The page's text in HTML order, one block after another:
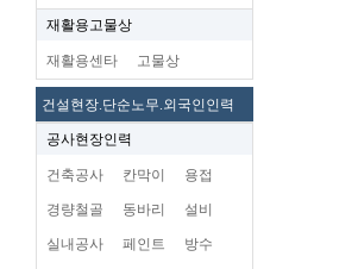
재활용고물상
재활용센타 고물상
건설현장.단순노무.외국인인력
공사현장인력
건축공사 칸막이 용접
경량철골 동바리 설비
실내공사 페인트 방수